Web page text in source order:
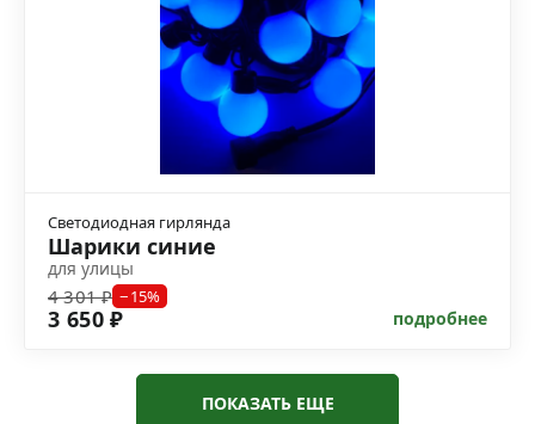
Светодиодная гирлянда
Шарики синие
для улицы
4 301 ₽ −15%
3 650 ₽ подробнее
ПОКАЗАТЬ ЕЩЕ